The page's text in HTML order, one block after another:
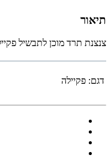
תיאור
צנצנת תרד מוכן לתבשיל
דגם: פקיילה